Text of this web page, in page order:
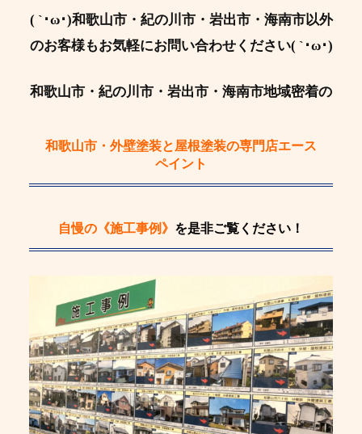
( `･ω･)和歌山市・紀の川市・岩出市・海南市以外
のお客様もお気軽にお問い合わせください( `･ω･)
和歌山市・紀の川市・岩出市・海南市地域密着の
和歌山市・外壁塗装と屋根塗装の専門店エース
ペイント
自慢の《施工事例》 を是非ご覧ください！